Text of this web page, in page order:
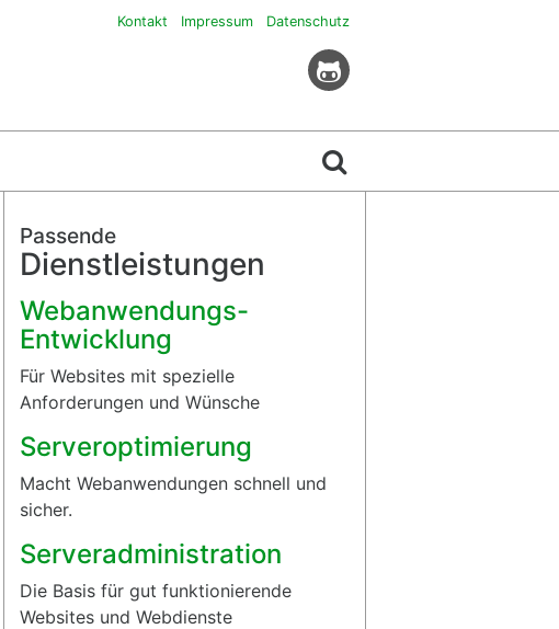
Kontakt Impressum Datenschutz
Passende
Dienstleistungen
Webanwendungs-
Entwicklung
Für Websites mit spezielle
Anforderungen und Wünsche
Serveroptimierung
Macht Webanwendungen schnell und
sicher.
Serveradministration
Die Basis für gut funktionierende
Websites und Webdienste